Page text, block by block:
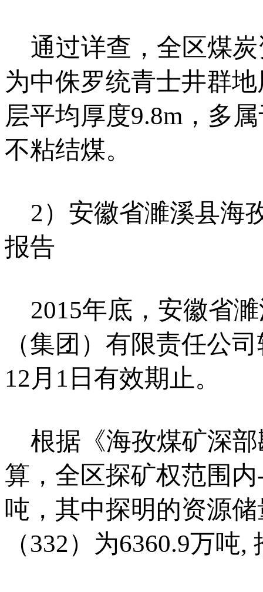
通过详查，全区煤炭
为中侏罗统青士井群
层平均厚度9.8m，多
不粘结煤。
2）安徽省濉溪县海
报告
2015年底，安徽省
（集团）有限责任公
12月1日有效期止。
根据《海孜煤矿深部
算，全区探矿权范围
吨，其中探明的资源
（332）为6360.9万吨